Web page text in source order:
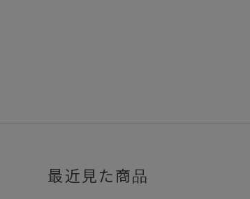
最近見た商品